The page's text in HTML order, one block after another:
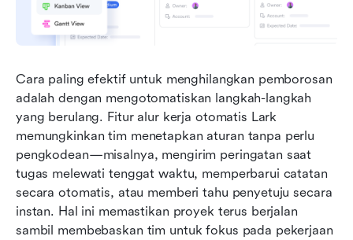
Cara paling efektif untuk menghilangkan pemborosan
adalah dengan mengotomatiskan langkah-langkah
yang berulang. Fitur alur kerja otomatis Lark
memungkinkan tim menetapkan aturan tanpa perlu
pengkodean—misalnya, mengirim peringatan saat
tugas melewati tenggat waktu, memperbarui catatan
secara otomatis, atau memberi tahu penyetuju secara
instan. Hal ini memastikan proyek terus berjalan
sambil membebaskan tim untuk fokus pada pekerjaan